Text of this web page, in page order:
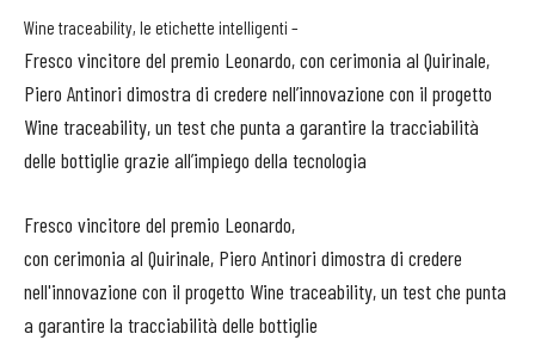
Wine traceability, le etichette intelligenti –
Fresco vincitore del premio Leonardo, con cerimonia al Quirinale,
Piero Antinori dimostra di credere nell’innovazione con il progetto
Wine traceability, un test che punta a garantire la tracciabilità
delle bottiglie grazie all’impiego della tecnologia
Fresco vincitore del premio Leonardo,
con cerimonia al Quirinale, Piero Antinori dimostra di credere
nell'innovazione con il progetto Wine traceability, un test che punta
a garantire la tracciabilità delle bottiglie